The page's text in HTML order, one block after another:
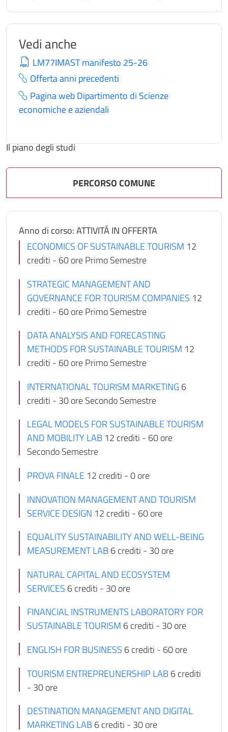
Vedi anche
LM77IMAST manifesto 25-26
Offerta anni precedenti
Pagina web Dipartimento di Scienze
economiche e aziendali
Il piano degli studi
PERCORSO COMUNE
Anno di corso: ATTIVITÁ IN OFFERTA
ECONOMICS OF SUSTAINABLE TOURISM 12
crediti - 60 ore Primo Semestre
STRATEGIC MANAGEMENT AND
GOVERNANCE FOR TOURISM COMPANIES 12
crediti - 60 ore Primo Semestre
DATA ANALYSIS AND FORECASTING
METHODS FOR SUSTAINABLE TOURISM 12
crediti - 60 ore Primo Semestre
INTERNATIONAL TOURISM MARKETING 6
crediti - 30 ore Secondo Semestre
LEGAL MODELS FOR SUSTAINABLE TOURISM
AND MOBILITY LAB 12 crediti - 60 ore
Secondo Semestre
PROVA FINALE 12 crediti - 0 ore
INNOVATION MANAGEMENT AND TOURISM
SERVICE DESIGN 12 crediti - 60 ore
EQUALITY SUSTAINABILITY AND WELL-BEING
MEASUREMENT LAB 6 crediti - 30 ore
NATURAL CAPITAL AND ECOSYSTEM
SERVICES 6 crediti - 30 ore
FINANCIAL INSTRUMENTS LABORATORY FOR
SUSTAINABLE TOURISM 6 crediti - 30 ore
ENGLISH FOR BUSINESS 6 crediti - 60 ore
TOURISM ENTREPREUNERSHIP LAB 6 crediti
- 30 ore
DESTINATION MANAGEMENT AND DIGITAL
MARKETING LAB 6 crediti - 30 ore